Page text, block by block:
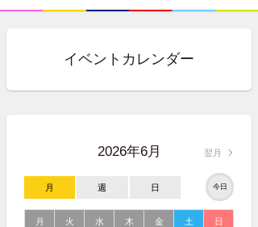
イベントカレンダー
2026年6月 翌月
月 週 日 今日
月 火 水 木 金 土 日